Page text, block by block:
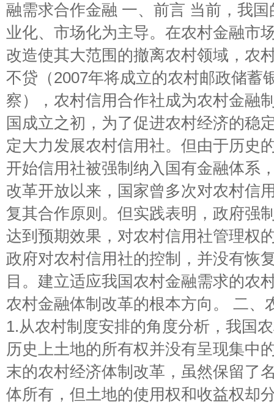
融需求合作金融 一、前言 当前，我
业化、市场化为主导。在农村金融市
改造使其大范围的撤离农村领域，农
不贷（2007年将成立的农村邮政储蓄
察），农村信用合作社成为农村金融
国成立之初，为了促进农村经济的稳
定大力发展农村信用社。但由于历史
开始信用社被强制纳入国有金融体系
改革开放以来，国家曾多次对农村信
复其合作原则。但实践表明，政府强
达到预期效果，对农村信用社管理权
政府对农村信用社的控制，并没有恢
目。建立适应我国农村金融需求的农
农村金融体制改革的根本方向。 二、
1.从农村制度安排的角度分析，我国
历史上土地的所有权并没有呈现集中
末的农村经济体制改革，虽然保留了
体所有，但土地的使用权和收益权却